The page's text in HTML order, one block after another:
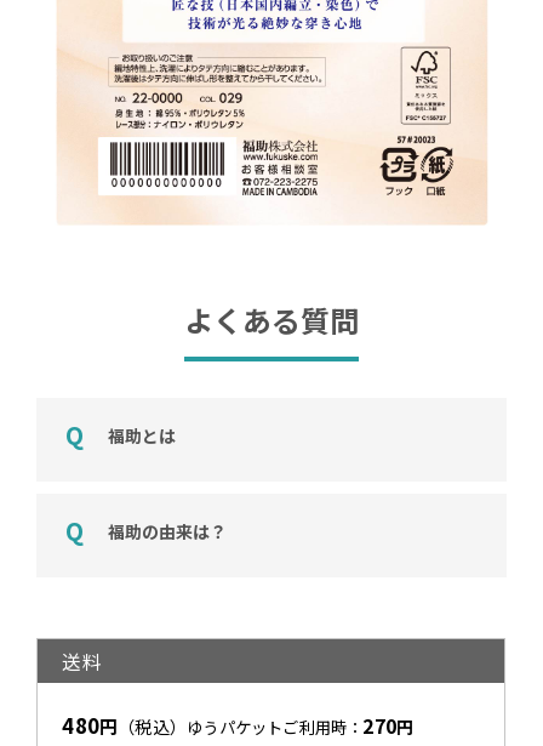
よくある質問
福助とは
福助の由来は？
送料
480円 （税込） ゆうパケットご利用時： 270円